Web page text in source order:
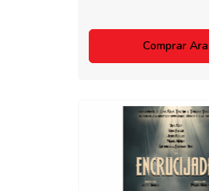
Comprar Ara